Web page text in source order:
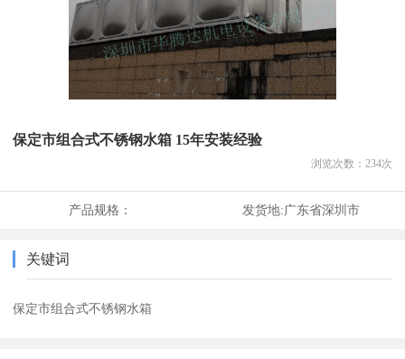
保定市组合式不锈钢水箱 15年安装经验
浏览次数： 234次
产品规格： 发货地:广东省深圳市
关键词
保定市组合式不锈钢水箱